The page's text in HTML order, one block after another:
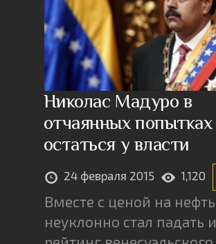
Николас Мадуро в
отчаянных попытках
остаться у власти
24 февраля 2015 1,120
Вместе с ценой на нефть
неуклонно стал падать и